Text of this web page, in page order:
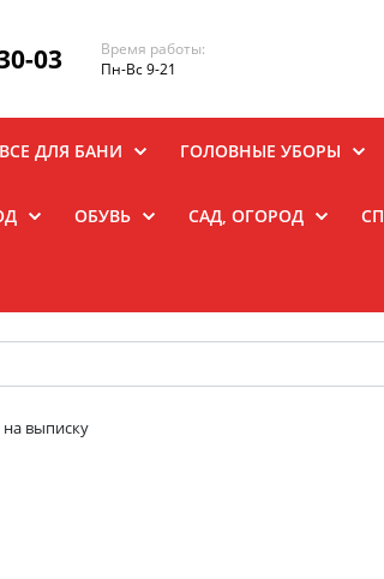
03
Время работы:
Пн-Вс 9-21
ВСЕ ДЛЯ БАНИ ГОЛОВНЫЕ УБОРЫ
ОБУВЬ САД, ОГОРОД
выписку